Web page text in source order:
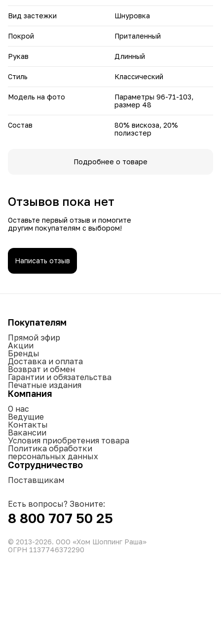
Вид застежки Шнуровка
Покрой Приталенный
Рукав Длинный
Стиль Классический
Модель на фото
Параметры 96-71-103,
размер 48
Состав
80% вискоза, 20%
полиэстер
Подробнее о товаре
Отзывов пока нет
Оставьте первый отзыв и помогите
другим покупателям с выбором!
Написать отзыв
Покупателям
Прямой эфир
Акции
Бренды
Доставка и оплата
Возврат и обмен
Гарантии и обязательства
Печатные издания
Компания
О нас
Ведущие
Контакты
Вакансии
Условия приобретения товара
Политика обработки
персональных данных
Сотрудничество
Поставщикам
Есть вопросы? Звоните:
8 800 707 50 25
© 2013-2026. ООО «Хом Шоппинг Раша»
ОГРН 1137746372290